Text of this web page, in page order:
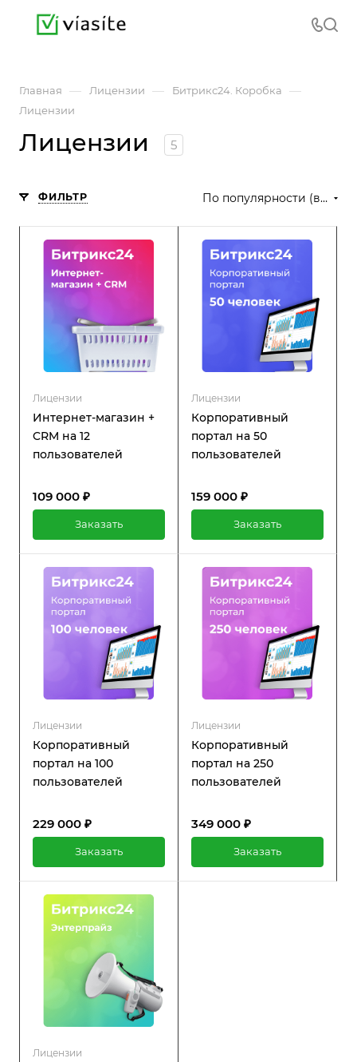
Главная — Лицензии — Битрикс24. Коробка —
Лицензии
Лицензии 5
ФИЛЬТР По популярности (возрастание)
Лицензии
Интернет-магазин +
CRM на 12
пользователей
109 000 ₽
Заказать
Лицензии
Корпоративный
портал на 50
пользователей
159 000 ₽
Заказать
Лицензии
Корпоративный
портал на 100
пользователей
229 000 ₽
Заказать
Лицензии
Корпоративный
портал на 250
пользователей
349 000 ₽
Заказать
Лицензии